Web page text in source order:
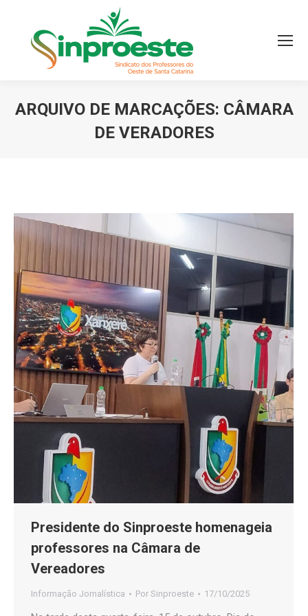
ARQUIVO DE MARCAÇÕES: CÂMARA
DE VERADORES
Presidente do Sinproeste homenageia
professores na Câmara de
Vereadores
Informação Jornalística Por Sinproeste 17/10/2025